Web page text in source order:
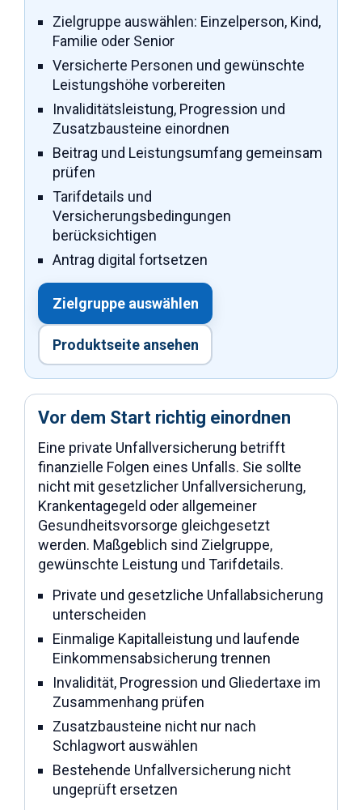
Zielgruppe auswählen: Einzelperson, Kind,
Familie oder Senior
Versicherte Personen und gewünschte
Leistungshöhe vorbereiten
Invaliditätsleistung, Progression und
Zusatzbausteine einordnen
Beitrag und Leistungsumfang gemeinsam
prüfen
Tarifdetails und
Versicherungsbedingungen
berücksichtigen
Antrag digital fortsetzen
Zielgruppe auswählen
Produktseite ansehen
Vor dem Start richtig einordnen
Eine private Unfallversicherung betrifft
finanzielle Folgen eines Unfalls. Sie sollte
nicht mit gesetzlicher Unfallversicherung,
Krankentagegeld oder allgemeiner
Gesundheitsvorsorge gleichgesetzt
werden. Maßgeblich sind Zielgruppe,
gewünschte Leistung und Tarifdetails.
Private und gesetzliche Unfallabsicherung
unterscheiden
Einmalige Kapitalleistung und laufende
Einkommensabsicherung trennen
Invalidität, Progression und Gliedertaxe im
Zusammenhang prüfen
Zusatzbausteine nicht nur nach
Schlagwort auswählen
Bestehende Unfallversicherung nicht
ungeprüft ersetzen